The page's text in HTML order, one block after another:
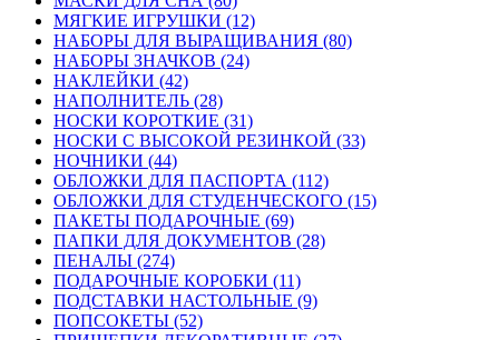
МЯГКИЕ ИГРУШКИ (12)
НАБОРЫ ДЛЯ ВЫРАЩИВАНИЯ (80)
НАБОРЫ ЗНАЧКОВ (24)
НАКЛЕЙКИ (42)
НАПОЛНИТЕЛЬ (28)
НОСКИ КОРОТКИЕ (31)
НОСКИ С ВЫСОКОЙ РЕЗИНКОЙ (33)
НОЧНИКИ (44)
ОБЛОЖКИ ДЛЯ ПАСПОРТА (112)
ОБЛОЖКИ ДЛЯ СТУДЕНЧЕСКОГО (15)
ПАКЕТЫ ПОДАРОЧНЫЕ (69)
ПАПКИ ДЛЯ ДОКУМЕНТОВ (28)
ПЕНАЛЫ (274)
ПОДАРОЧНЫЕ КОРОБКИ (11)
ПОДСТАВКИ НАСТОЛЬНЫЕ (9)
ПОПСОКЕТЫ (52)